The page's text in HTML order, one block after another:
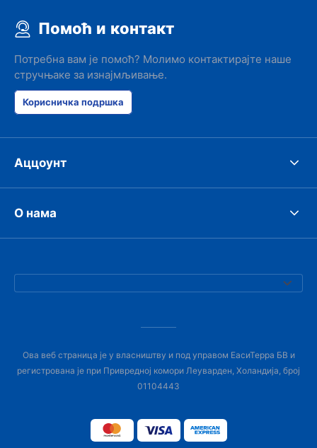
Помоћ и контакт
Потребна вам је помоћ? Молимо контактирајте наше
стручњаке за изнајмљивање.
Корисничка подршка
Аццоунт
О нама
Ова веб страница је у власништву и под управом ЕасиТерра БВ и
регистрована је при Привредној комори Леуварден, Холандија, број
01104443